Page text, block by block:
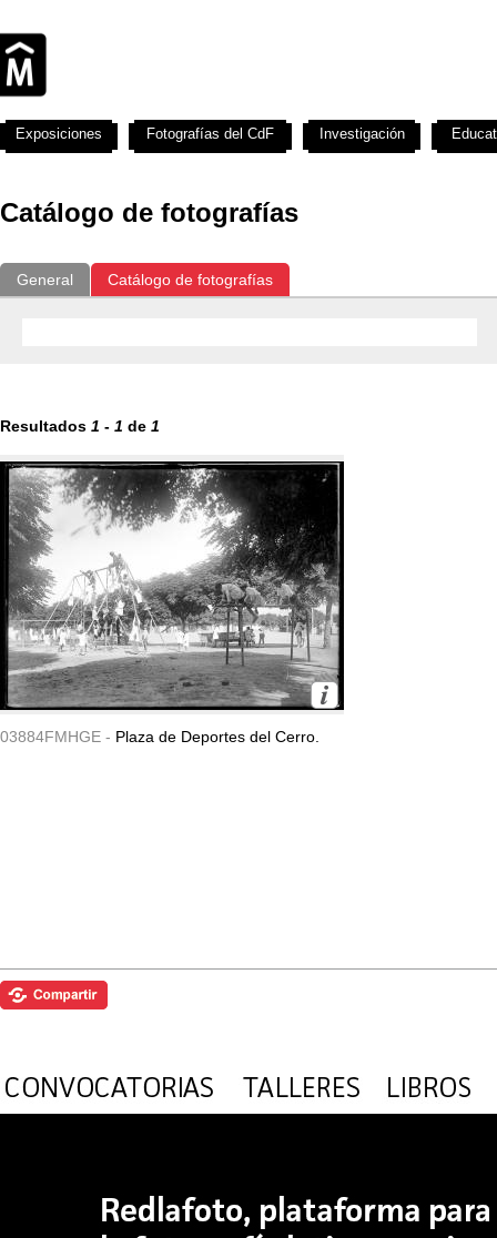
Catálogo de fotografías
General Catálogo de fotografías
Resultados 1 - 1 de 1
03884FMHGE - Plaza de Deportes del Cerro.
Exposiciones Fotografías del CdF Investigación